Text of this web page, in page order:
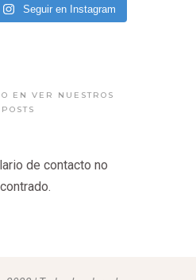
Seguir en Instagram
EN VER NUESTROS
POSTS
de contacto no